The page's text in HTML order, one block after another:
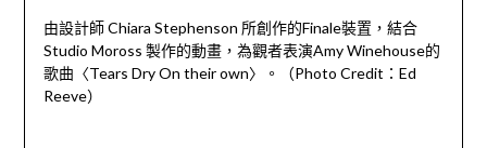
由設計師 Chiara Stephenson 所創作的Finale裝置，結合
Studio Moross 製作的動畫，為觀者表演Amy Winehouse的
歌曲〈Tears Dry On their own〉。（Photo Credit：Ed
Reeve）